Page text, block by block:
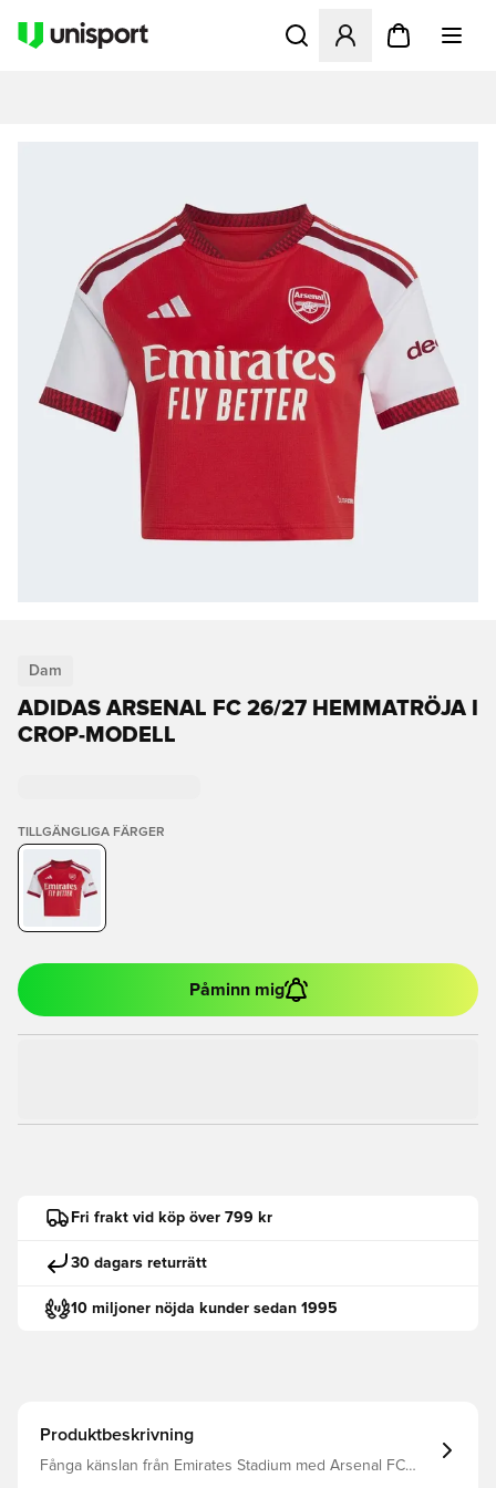
Öppnar en Modal för att
Dam
ADIDAS ARSENAL FC 26/27 HEMMATRÖJA I
CROP-MODELL
TILLGÄNGLIGA FÄRGER
Påminn mig
Fri frakt vid köp över 799 kr
30 dagars returrätt
10 miljoner nöjda kunder sedan 1995
Produktbeskrivning
Fånga känslan från Emirates Stadium med Arsenal FC